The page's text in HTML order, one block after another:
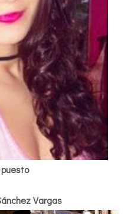
Vargas